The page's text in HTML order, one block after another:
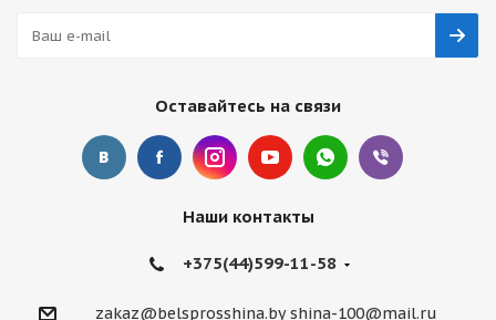
Оставайтесь на связи
Наши контакты
+375(44)599-11-58
zakaz@belsprosshina.by shina-100@mail.ru